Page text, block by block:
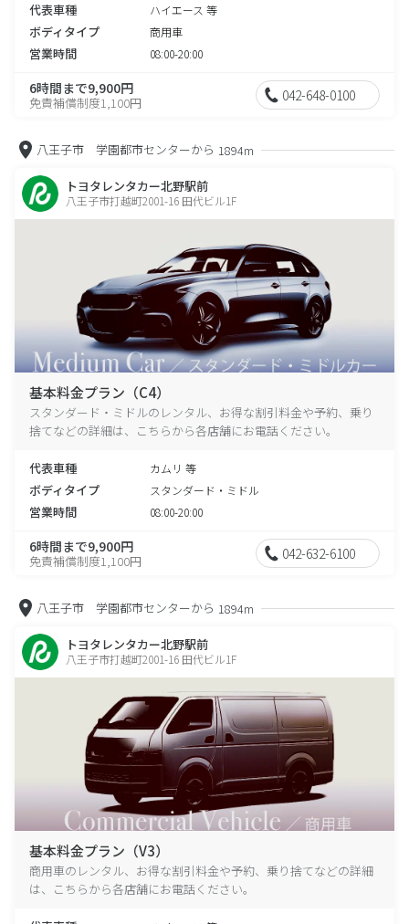
代表車種 ハイエース 等
ボディタイプ 商用車
営業時間 08:00-20:00
6時間まで9,900円
免責補償制度1,100円 042-648-0100
八王子市 学園都市センターから 1894m
トヨタレンタカー北野駅前
八王子市打越町2001-16 田代ビル1F
基本料金プラン（C4）
スタンダード・ミドルのレンタル、お得な割引料金や予約、乗り
捨てなどの詳細は、こちらから各店舗にお電話ください。
代表車種 カムリ 等
ボディタイプ スタンダード・ミドル
営業時間 08:00-20:00
6時間まで9,900円
免責補償制度1,100円 042-632-6100
八王子市 学園都市センターから 1894m
トヨタレンタカー北野駅前
八王子市打越町2001-16 田代ビル1F
基本料金プラン（V3）
商用車のレンタル、お得な割引料金や予約、乗り捨てなどの詳細
は、こちらから各店舗にお電話ください。